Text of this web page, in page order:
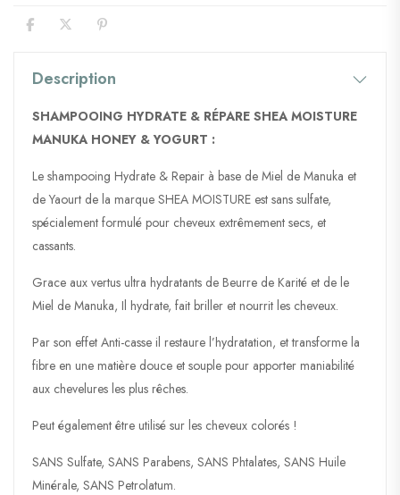
Description
SHAMPOOING HYDRATE & RÉPARE SHEA MOISTURE
MANUKA HONEY & YOGURT :
Le shampooing Hydrate & Repair à base de Miel de Manuka et
de Yaourt de la marque SHEA MOISTURE est sans sulfate,
spécialement formulé pour cheveux extrêmement secs, et
cassants.
Grace aux vertus ultra hydratants de Beurre de Karité et de le
Miel de Manuka, Il hydrate, fait briller et nourrit les cheveux.
Par son effet Anti-casse il restaure l’hydratation, et transforme la
fibre en une matière douce et souple pour apporter maniabilité
aux chevelures les plus rêches.
Peut également être utilisé sur les cheveux colorés !
SANS Sulfate, SANS Parabens, SANS Phtalates, SANS Huile
Minérale, SANS Petrolatum.